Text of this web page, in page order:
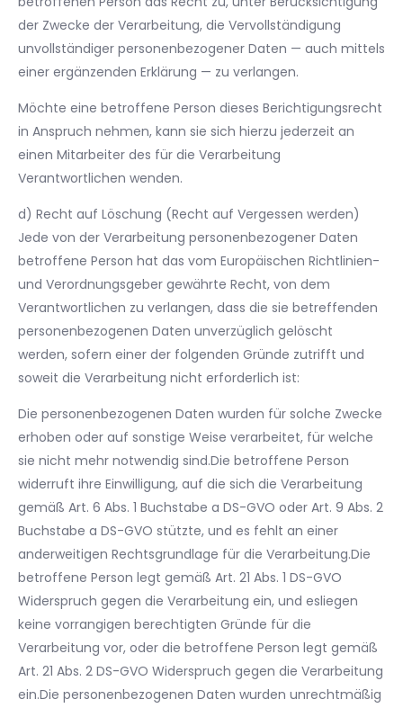
der Zwecke der Verarbeitung, die Vervollständigung
unvollständiger personenbezogener Daten — auch mittels
einer ergänzenden Erklärung — zu verlangen.
Möchte eine betroffene Person dieses Berichtigungsrecht
in Anspruch nehmen, kann sie sich hierzu jederzeit an
einen Mitarbeiter des für die Verarbeitung
Verantwortlichen wenden.
d) Recht auf Löschung (Recht auf Vergessen werden)
Jede von der Verarbeitung personenbezogener Daten
betroffene Person hat das vom Europäischen Richtlinien-
und Verordnungsgeber gewährte Recht, von dem
Verantwortlichen zu verlangen, dass die sie betreffenden
personenbezogenen Daten unverzüglich gelöscht
werden, sofern einer der folgenden Gründe zutrifft und
soweit die Verarbeitung nicht erforderlich ist:
Die personenbezogenen Daten wurden für solche Zwecke
erhoben oder auf sonstige Weise verarbeitet, für welche
sie nicht mehr notwendig sind.Die betroffene Person
widerruft ihre Einwilligung, auf die sich die Verarbeitung
gemäß Art. 6 Abs. 1 Buchstabe a DS-GVO oder Art. 9 Abs. 2
Buchstabe a DS-GVO stützte, und es fehlt an einer
anderweitigen Rechtsgrundlage für die Verarbeitung.Die
betroffene Person legt gemäß Art. 21 Abs. 1 DS-GVO
Widerspruch gegen die Verarbeitung ein, und esliegen
keine vorrangigen berechtigten Gründe für die
Verarbeitung vor, oder die betroffene Person legt gemäß
Art. 21 Abs. 2 DS-GVO Widerspruch gegen die Verarbeitung
ein.Die personenbezogenen Daten wurden unrechtmäßig